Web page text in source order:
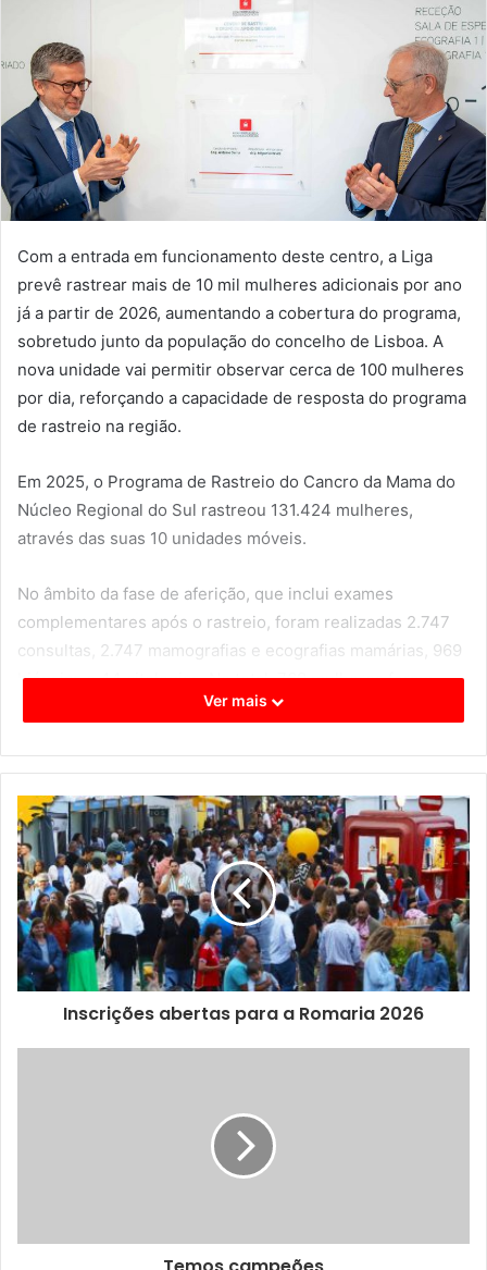
Com a entrada em funcionamento deste centro, a Liga
prevê rastrear mais de 10 mil mulheres adicionais por ano
já a partir de 2026, aumentando a cobertura do programa,
sobretudo junto da população do concelho de Lisboa. A
nova unidade vai permitir observar cerca de 100 mulheres
por dia, reforçando a capacidade de resposta do programa
de rastreio na região.
Em 2025, o Programa de Rastreio do Cancro da Mama do
Núcleo Regional do Sul rastreou 131.424 mulheres,
através das suas 10 unidades móveis.
No âmbito da fase de aferição, que inclui exames
complementares após o rastreio, foram realizadas 2.747
consultas, 2.747 mamografias e ecografias mamárias, 969
biópsias e 44 citologias. No total, 769 mulheres foram
encaminhadas para centros hospitalares para diagnóstico
O novo espaço integra uma Unidade de Rastreio do
Cancro da Mama e um Centro de Leitura e Aferição do
Rastreio, permitindo concentrar num único local várias
etapas do processo de rastreio, diagnóstico complementar
e acompanhamento das utentes e das suas famílias. O
espaço onde funciona o novo centro foi cedido pela
Câmara Municipal de Lisboa, no âmbito da colaboração
institucional com a Liga Portuguesa Contra o Cancro.
Regional do Sul, com especial enfoque nas utentes do
Núcleo Regional do Sul da Liga Portuguesa Contra o
Ver mais
Inscrições abertas para a Romaria 2026